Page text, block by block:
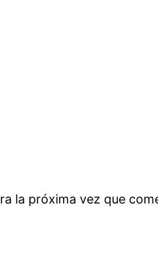
la próxima vez que